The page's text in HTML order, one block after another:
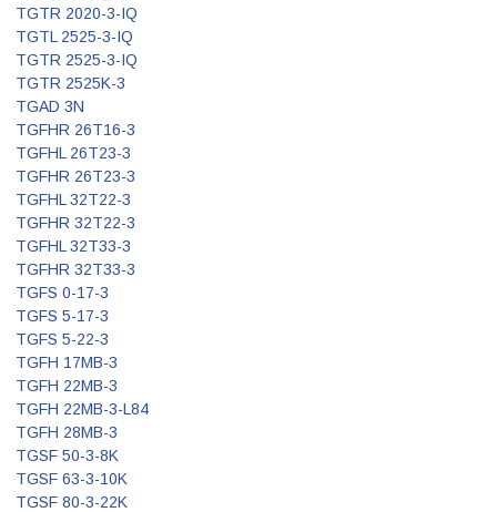
TGTR 2020-3-IQ
TGTL 2525-3-IQ
TGTR 2525-3-IQ
TGTR 2525K-3
TGAD 3N
TGFHR 26T16-3
TGFHL 26T23-3
TGFHR 26T23-3
TGFHL 32T22-3
TGFHR 32T22-3
TGFHL 32T33-3
TGFHR 32T33-3
TGFS 0-17-3
TGFS 5-17-3
TGFS 5-22-3
TGFH 17MB-3
TGFH 22MB-3
TGFH 22MB-3-L84
TGFH 28MB-3
TGSF 50-3-8K
TGSF 63-3-10K
TGSF 80-3-22K